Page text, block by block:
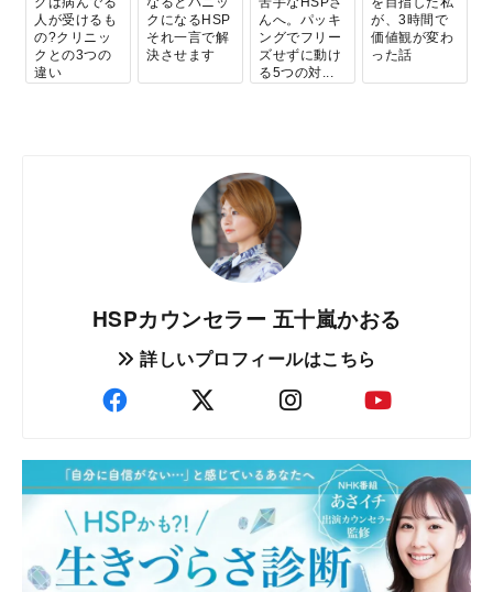
人が受けるも
の?クリニッ
クとの3つの
違い
クになるHSP
それ一言で解
決させます
んへ。パッキ
ングでフリー
ズせずに動け
る5つの対...
が、3時間で
価値観が変わ
った話
HSPカウンセラー 五十嵐かおる
詳しいプロフィールはこちら